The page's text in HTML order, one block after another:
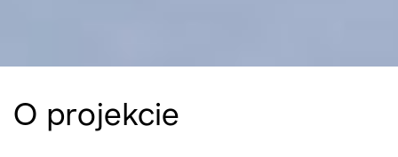
O projekcie